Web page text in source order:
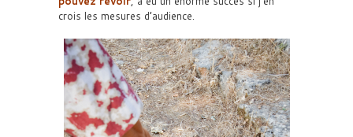
crois les mesures d’audience.